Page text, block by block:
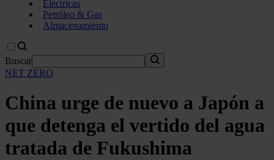
Eléctricas
Petróleo & Gas
Almacenamiento
Buscar
NET ZERO
China urge de nuevo a Japón a
que detenga el vertido del agua
tratada de Fukushima